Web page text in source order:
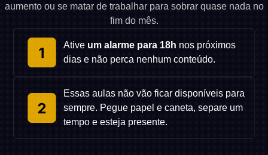
aumento ou se matar de trabalhar para sobrar quase nada no
fim do mês.
Ative um alarme para 18h nos próximos
dias e não perca nenhum conteúdo.
Essas aulas não vão ficar disponíveis para
sempre. Pegue papel e caneta, separe um
tempo e esteja presente.